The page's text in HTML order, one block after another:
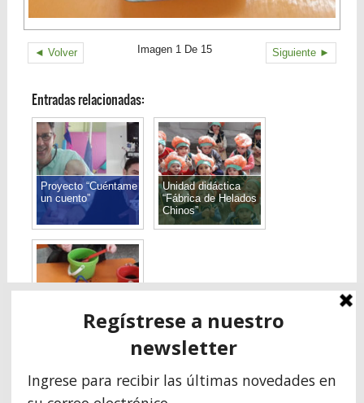
◄ Volver Siguiente ►
Imagen 1 De 15
Entradas relacionadas:
Proyecto “Cuéntame
un cuento”
Unidad didáctica
“Fábrica de Helados
Chinos”
almácigos o siembra
indirecta en Sala